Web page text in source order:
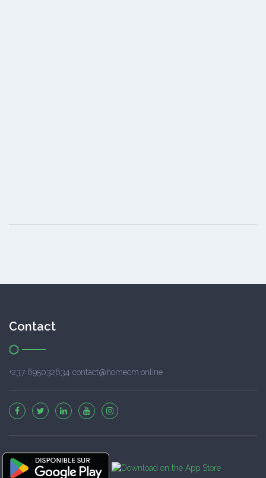
Contact
+237 695032634 contact@homecm.online